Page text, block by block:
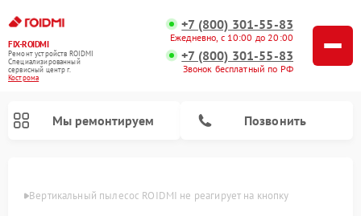
FIX-ROIDMI
Ремонт устройств ROIDMI
Специализированный
cервисный центр г.
Кострома
+7 (800) 301-55-83
Ежедневно, с 10:00 до 20:00
+7 (800) 301-55-83
Звонок бесплатный по РФ
Мы ремонтируем Позвонить
Вертикальный пылесос ROIDMI не реагирует на кнопку